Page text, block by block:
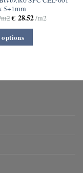
5+1mm
€28.52/m2
options